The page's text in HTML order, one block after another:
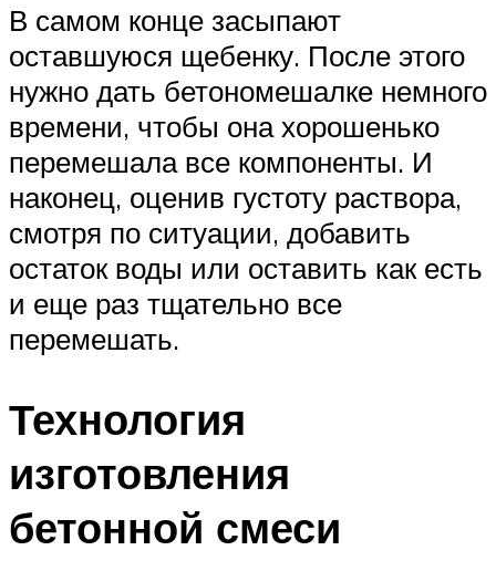
В самом конце засыпают
оставшуюся щебенку. После этого
нужно дать бетономешалке немного
времени, чтобы она хорошенько
перемешала все компоненты. И
наконец, оценив густоту раствора,
смотря по ситуации, добавить
остаток воды или оставить как есть
и еще раз тщательно все
перемешать.
Технология
изготовления
бетонной смеси